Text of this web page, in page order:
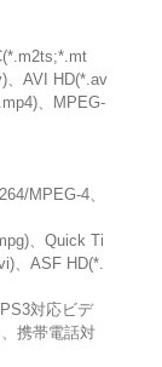
、AVI HD(*.av
、MPEG-
MPEG-4、
、Quick Ti
、ASF HD(*.
対応ビデ
携帯電話対